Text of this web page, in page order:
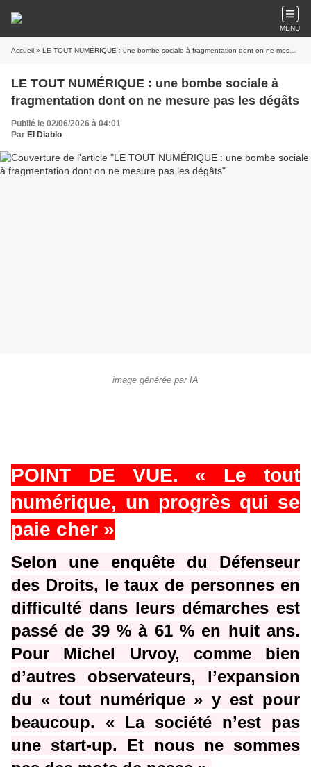
MENU
Accueil » LE TOUT NUMÉRIQUE : une bombe sociale à fragmentation dont on ne mesure pas les dégâts
LE TOUT NUMÉRIQUE : une bombe sociale à
fragmentation dont on ne mesure pas les dégâts
Publié le 02/06/2026 à 04:01
Par El Diablo
image générée par IA
POINT DE VUE. « Le tout
numérique, un progrès qui se
paie cher »
Selon une enquête du Défenseur
des Droits, le taux de personnes en
difficulté dans leurs démarches est
passé de 39 % à 61 % en huit ans.
Pour Michel Urvoy, comme bien
d’autres observateurs, l’expansion
du « tout numérique » y est pour
beaucoup. « La société n’est pas
une start-up. Et nous ne sommes